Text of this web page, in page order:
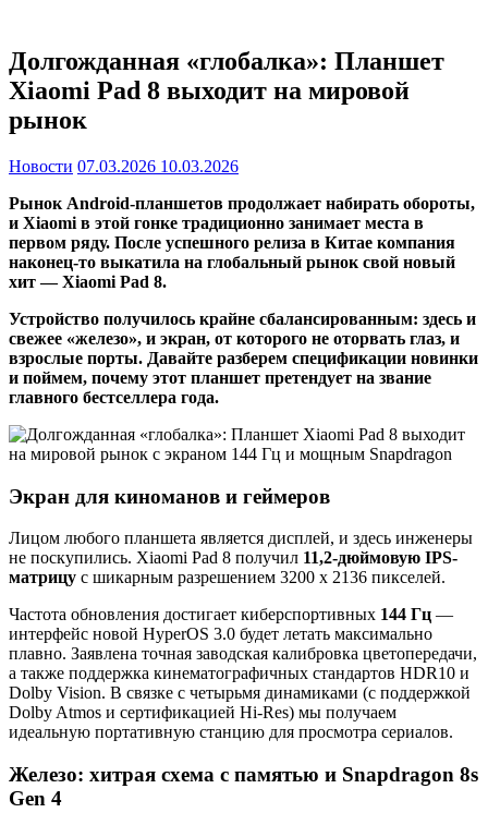
Долгожданная «глобалка»: Планшет
Xiaomi Pad 8 выходит на мировой
рынок
Новости 07.03.2026 10.03.2026
Рынок Android-планшетов продолжает набирать обороты,
и Xiaomi в этой гонке традиционно занимает места в
первом ряду. После успешного релиза в Китае компания
наконец-то выкатила на глобальный рынок свой новый
хит — Xiaomi Pad 8.
Устройство получилось крайне сбалансированным: здесь и
свежее «железо», и экран, от которого не оторвать глаз, и
взрослые порты. Давайте разберем спецификации новинки
и поймем, почему этот планшет претендует на звание
главного бестселлера года.
Экран для киноманов и геймеров
Лицом любого планшета является дисплей, и здесь инженеры
не поскупились. Xiaomi Pad 8 получил 11,2-дюймовую IPS-
матрицу с шикарным разрешением 3200 x 2136 пикселей.
Частота обновления достигает киберспортивных 144 Гц —
интерфейс новой HyperOS 3.0 будет летать максимально
плавно. Заявлена точная заводская калибровка цветопередачи,
а также поддержка кинематографичных стандартов HDR10 и
Dolby Vision. В связке с четырьмя динамиками (с поддержкой
Dolby Atmos и сертификацией Hi-Res) мы получаем
идеальную портативную станцию для просмотра сериалов.
Железо: хитрая схема с памятью и Snapdragon 8s
Gen 4